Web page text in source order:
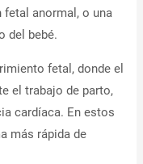
anormal, o una
del bebé.
fetal, donde el
el trabajo de parto,
cardíaca. En estos
más rápida de